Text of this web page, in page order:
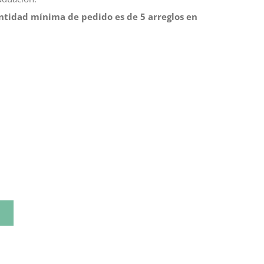
mínima de pedido es de 5 arreglos en